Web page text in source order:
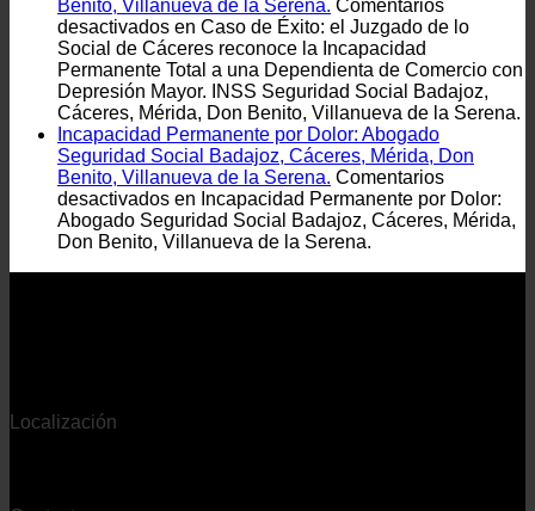
Benito, Villanueva de la Serena. Comentarios
desactivados en Caso de Éxito: el Juzgado de lo
Social de Cáceres reconoce la Incapacidad
Permanente Total a una Dependienta de Comercio con
Depresión Mayor. INSS Seguridad Social Badajoz,
Cáceres, Mérida, Don Benito, Villanueva de la Serena.
Incapacidad Permanente por Dolor: Abogado
Seguridad Social Badajoz, Cáceres, Mérida, Don
Benito, Villanueva de la Serena. Comentarios
desactivados en Incapacidad Permanente por Dolor:
Abogado Seguridad Social Badajoz, Cáceres, Mérida,
Don Benito, Villanueva de la Serena.
Localización